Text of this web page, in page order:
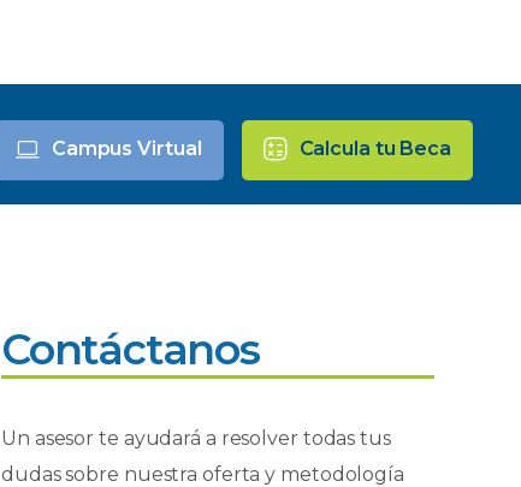
Campus Virtual Calcula tu Beca
Contáctanos
Un asesor te ayudará a resolver todas tus
dudas sobre nuestra oferta y metodología